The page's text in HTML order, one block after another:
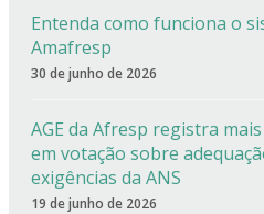
Entenda como funciona o
Amafresp
30 de junho de 2026
AGE da Afresp registra
em votação sobre
exigências da ANS
19 de junho de 2026